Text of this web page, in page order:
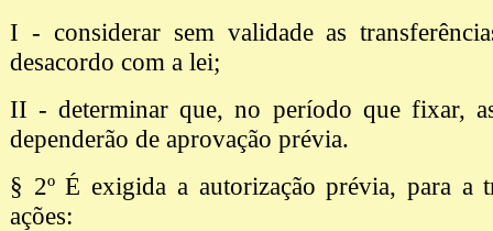
I - considerar sem validade as
desacordo com a lei;
II - determinar que, no período que fixar,
dependerão de aprovação prévia.
§ 2º É exigida a autorização prévia, para a
ações: